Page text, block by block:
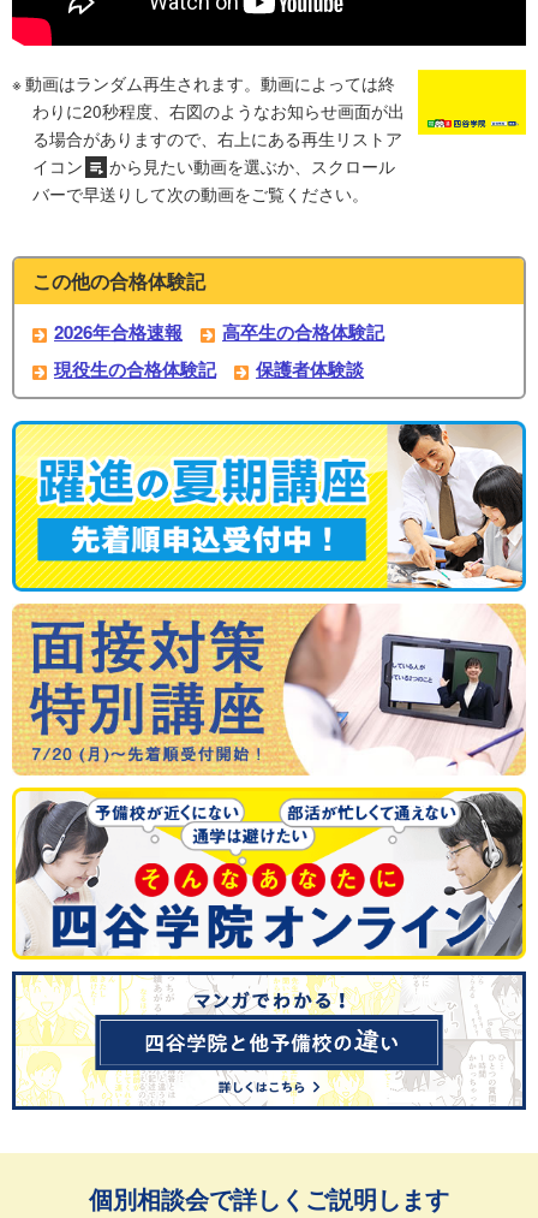
動画はランダム再生されます。動画によっては終
わりに20秒程度、右図のようなお知らせ画面が出
る場合がありますので、右上にある再生リストア
イコン
から見たい動画を選ぶか、スクロール
バーで早送りして次の動画をご覧ください。
この他の合格体験記
2026年合格速報
高卒生の合格体験記
現役生の合格体験記
保護者体験談
個別相談会で詳しくご説明します